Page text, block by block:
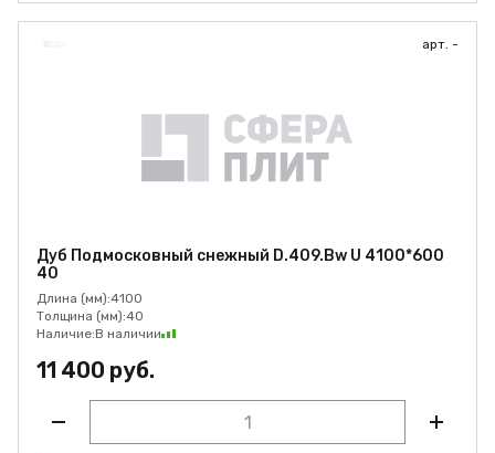
арт. -
Дуб Подмосковный снежный D.409.Bw U 4100*600
40
Длина (мм):4100
Толщина (мм):40
Наличие:В наличии
11 400 руб.